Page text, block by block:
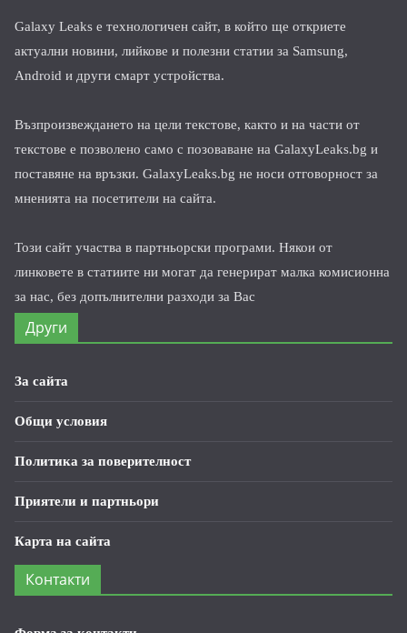
Galaxy Leaks е технологичен сайт, в който ще откриете
актуални новини, лийкове и полезни статии за Samsung,
Android и други смарт устройства.
Възпроизвеждането на цели текстове, както и на части от
текстове е позволено само с позоваване на GalaxyLeaks.bg и
поставяне на връзки. GalaxyLeaks.bg не носи отговорност за
мненията на посетители на сайта.
Този сайт участва в партньорски програми. Някои от
линковете в статиите ни могат да генерират малка комисионна
за нас, без допълнителни разходи за Вас
Други
За сайта
Общи условия
Политика за поверителност
Приятели и партньори
Карта на сайта
Контакти